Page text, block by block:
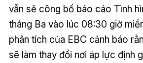
vẫn sẽ công bố báo cáo Tình
tháng Ba vào lúc 08:30 giờ
phân tích của EBC cảnh báo
sẽ làm thay đổi nơi áp lực định